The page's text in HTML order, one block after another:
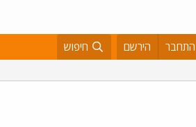
התחבר הירשם חיפוש